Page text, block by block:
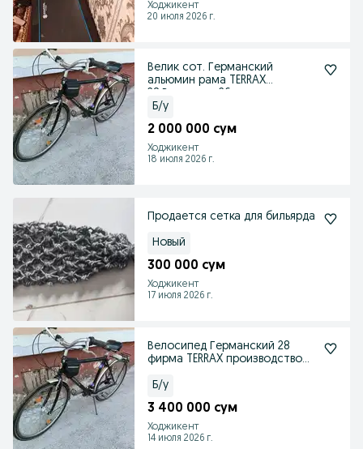
Ходжикент
20 июля 2026 г.
Велик сот. Германский
альюмин рама TERRAX
Б/у
2 000 000 сум
Ходжикент
18 июля 2026 г.
Продается сетка для бильярда
Новый
300 000 сум
Ходжикент
17 июля 2026 г.
Велосипед Германский 28
фирма TERRAX производство
Б/у
3 400 000 сум
Ходжикент
14 июля 2026 г.